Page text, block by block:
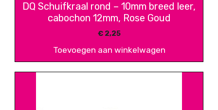
DQ Schuifkraal rond – 10mm breed leer,
cabochon 12mm, Rose Goud
€2,25
Toevoegen aan winkelwagen